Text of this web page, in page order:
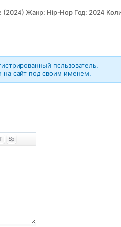
пользователь.
на сайт под своим именем.